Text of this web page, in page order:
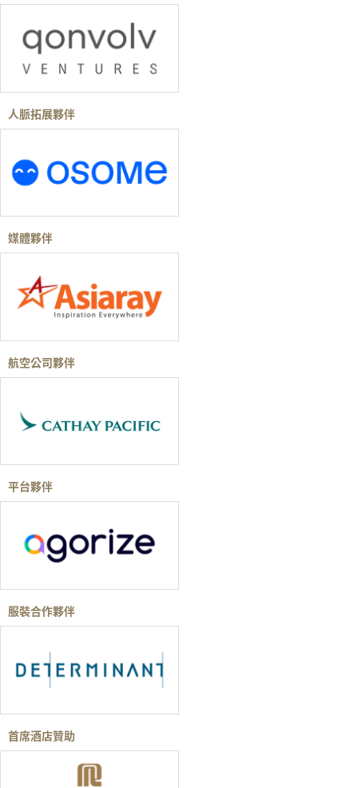
人脈拓展夥伴
媒體夥伴
航空公司夥伴
平台夥伴
服裝合作夥伴
首席酒店贊助